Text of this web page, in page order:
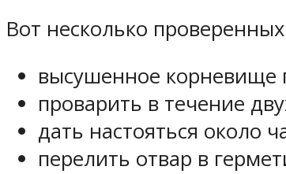
Вот несколько
высушенное корневище
проварить в течение
дать настояться около
перелить отвар в